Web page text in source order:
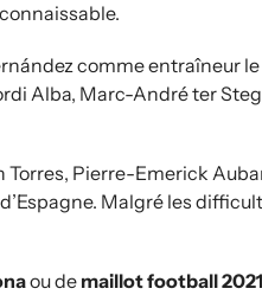
comme entraîneur
Alba, Marc-André ter
Torres, Pierre-Emerick
Malgré les
ou de maillot football